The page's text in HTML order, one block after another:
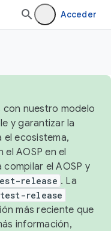
Acceder
con nuestro modelo
y garantizar la
ecosistema,
AOSP en el
el AOSP y
release . La
release
más reciente que
información,